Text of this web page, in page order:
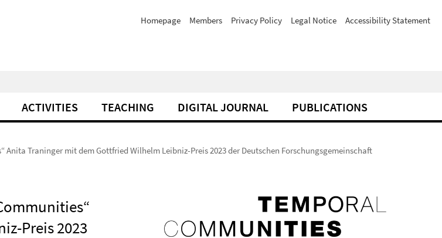
Homepage Members Privacy Policy Legal Notice Accessibility Statement
ACTIVITIES TEACHING DIGITAL JOURNAL PUBLICATIONS
Anita Traninger mit dem Gottfried Wilhelm Leibniz-Preis 2023 der Deutschen Forschungsgemeinschaft
Preis 2023